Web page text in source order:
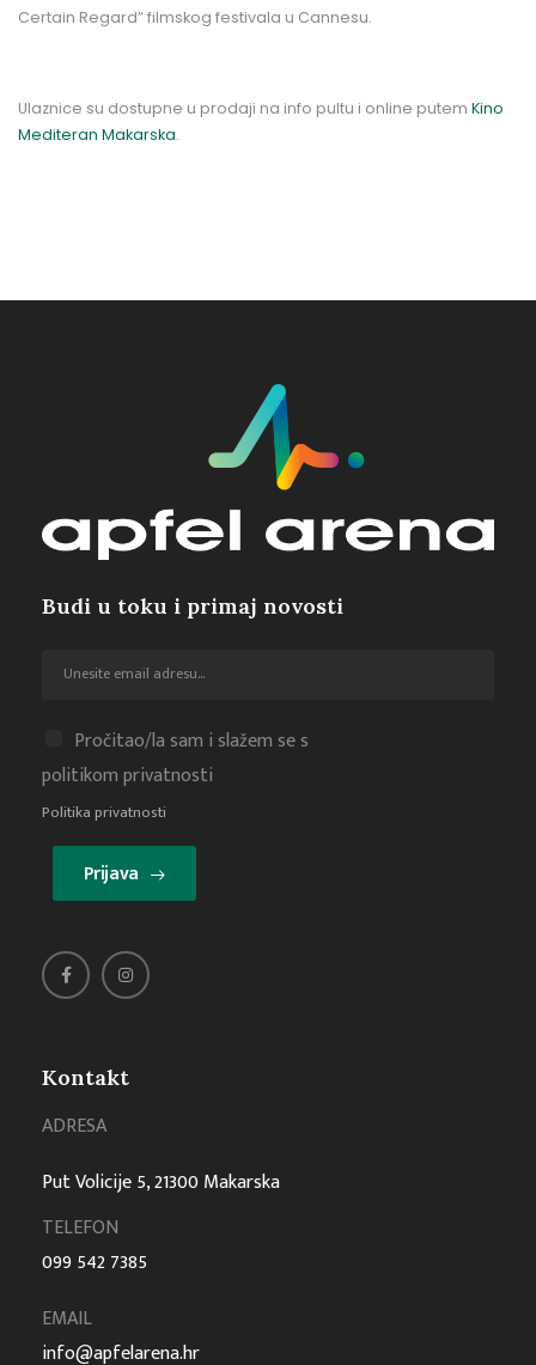
Certain Regard” filmskog festivala u Cannesu.
Ulaznice su dostupne u prodaji na info pultu i online putem Kino
Mediteran Makarska.
Kontakt
ADRESA
Put Volicije 5, 21300 Makarska
TELEFON
099 542 7385
EMAIL
info@apfelarena.hr
Budi u toku i primaj novosti
Pročitao/la sam i slažem se s
politikom privatnosti
Politika privatnosti
Prijava